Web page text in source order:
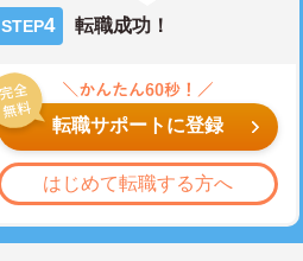
STEP4 転職成功！
転職サポートに登録
はじめて転職する方へ